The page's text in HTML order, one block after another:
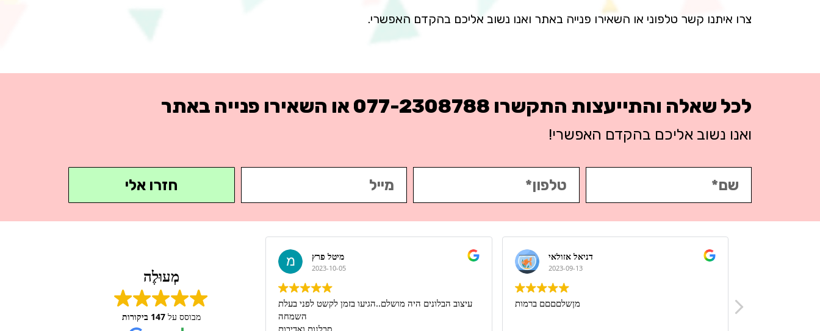
צרו איתנו קשר טלפוני או השאירו פנייה באתר ואנו נשוב אליכם בהקדם האפשרי.
לכל שאלה והתייעצות התקשרו 077-2308788או השאירו פנייה באתר
ואנו נשוב אליכם בהקדם האפשרי!
חזרו אלי
מְעוּלֶה
מבוסס על 147 ביקורות
2023-10-05
עיצוב הבלונים היה מושלם..הגיעו בזמן לקשט לפני בעלת
סבלנות ואדיבות
מןשלםםםם ברמות שירות יוצא מן הכלל מאוד מומלץ !!